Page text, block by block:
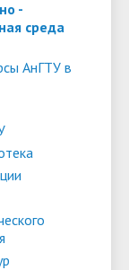
и
-
среда
АнГТУ в